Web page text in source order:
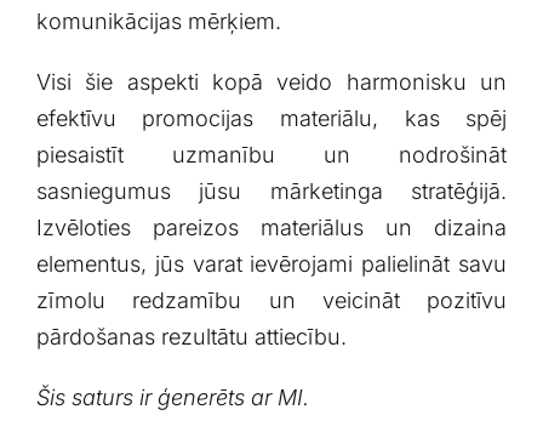
komunikācijas mērķiem.
Visi šie aspekti kopā⁤ veido harmonisku un‍
efektīvu⁤ promocijas materiālu, ​kas spēj
piesaistīt uzmanību un nodrošināt
sasniegumus jūsu mārketinga stratēģijā.
Izvēloties pareizos materiālus un⁣ dizaina⁤
elementus, jūs varat ievērojami palielināt ⁢savu
zīmolu redzamību un veicināt pozitīvu​
pārdošanas rezultātu⁤ attiecību.
Šis saturs⁢ ir ģenerēts ar MI.